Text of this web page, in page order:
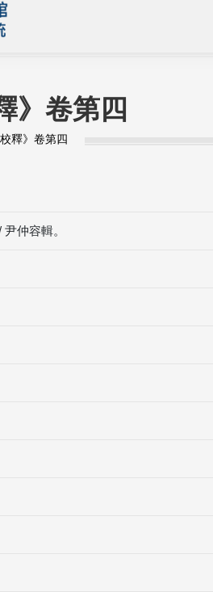
》卷第四
釋》卷第四
仲容輯。